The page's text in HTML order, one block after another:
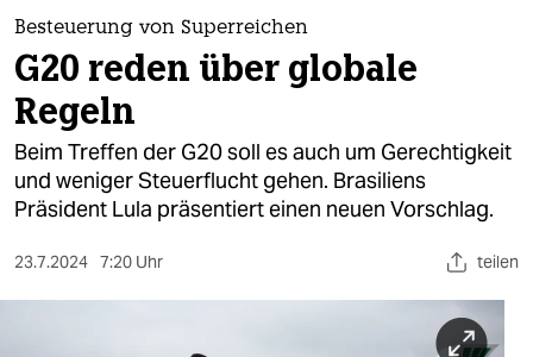
themen
politik
öko
gesellschaft
sport
Besteuerung von Superreichen
G20 reden über globale
Regeln
Beim Treffen der G20 soll es auch um Gerechtigkeit
und weniger Steuerflucht gehen. Brasiliens
Präsident Lula präsentiert einen neuen Vorschlag.
23.7.2024 7:20 Uhr teilen